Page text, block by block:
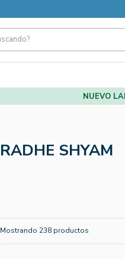
NUEVO
RADHE SHYAM
Mostrando 238 productos